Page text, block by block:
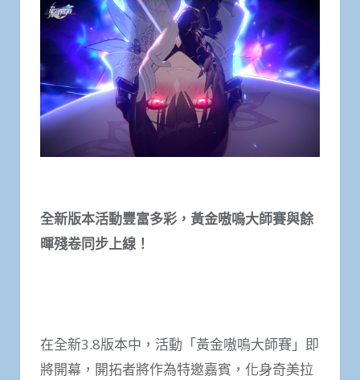
全新版本活動豐富多彩，黃金嗷嗚大師賽與餘
暉殘卷同步上線！
在全新3.8版本中，活動「黃金嗷嗚大師賽」即
將開幕，開拓者將作為特邀嘉賓，化身奇美拉